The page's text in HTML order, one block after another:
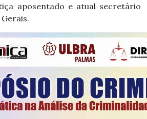
aposentado e atual secretário